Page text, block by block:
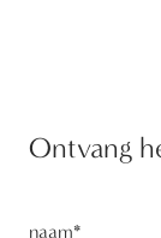
Ontvang
naam*